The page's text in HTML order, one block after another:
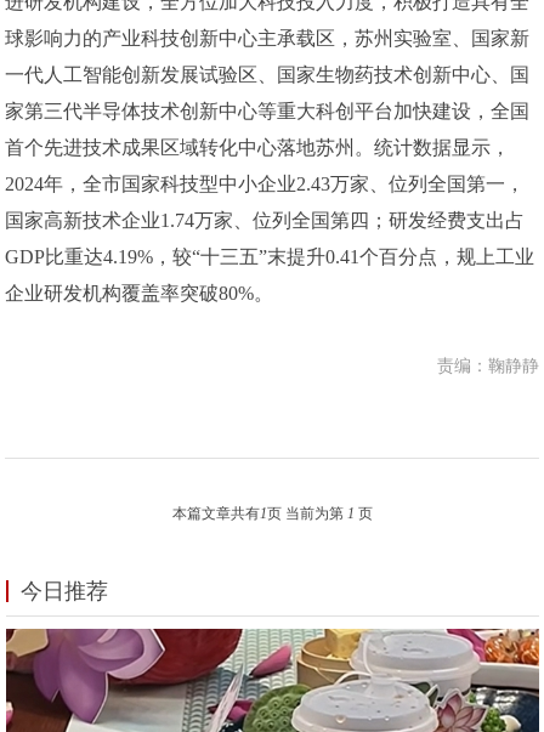
球影响力的产业科技创新中心主承载区，苏州实验室、国家新
一代人工智能创新发展试验区、国家生物药技术创新中心、国
家第三代半导体技术创新中心等重大科创平台加快建设，全国
首个先进技术成果区域转化中心落地苏州。统计数据显示，
2024年，全市国家科技型中小企业2.43万家、位列全国第一，
国家高新技术企业1.74万家、位列全国第四；研发经费支出占
GDP比重达4.19%，较“十三五”末提升0.41个百分点，规上工业
企业研发机构覆盖率突破80%。
责编：鞠静静
本篇文章共有1页 当前为第 1 页
今日推荐